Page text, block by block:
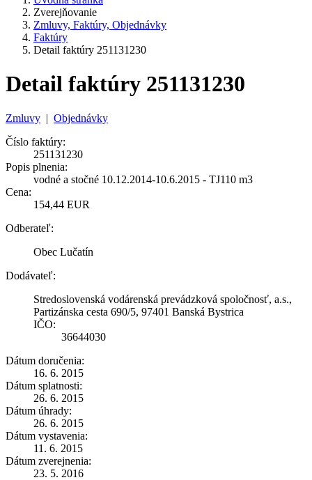
Zverejňovanie
Zmluvy, Faktúry, Objednávky
Faktúry
Detail faktúry 251131230
Detail faktúry 251131230
Zmluvy | Objednávky
Číslo faktúry:
251131230
Popis plnenia:
vodné a stočné 10.12.2014-10.6.2015 - TJ110 m3
Cena:
154,44 EUR
Odberateľ:
Obec Lučatín
Dodávateľ:
Stredoslovenská vodárenská prevádzková spoločnosť, a.s.,
Partizánska cesta 690/5, 97401 Banská Bystrica
IČO:
36644030
Dátum doručenia:
16. 6. 2015
Dátum splatnosti:
26. 6. 2015
Dátum úhrady:
26. 6. 2015
Dátum vystavenia:
11. 6. 2015
Dátum zverejnenia:
23. 5. 2016